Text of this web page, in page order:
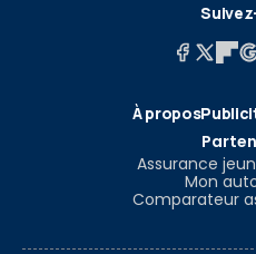
À propos
Assurance
Mon
Comparateur